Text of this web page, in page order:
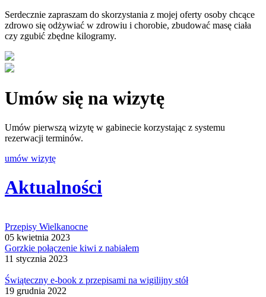
Serdecznie zapraszam do skorzystania z mojej oferty osoby chcące
zdrowo się odżywiać w zdrowiu i chorobie, zbudować masę ciała
czy zgubić zbędne kilogramy.
Umów się na wizytę
Umów pierwszą wizytę w gabinecie korzystając z systemu
rezerwacji terminów.
umów wizytę
Aktualności
Przepisy Wielkanocne
05 kwietnia 2023
Gorzkie połączenie kiwi z nabiałem
11 stycznia 2023
Świąteczny e-book z przepisami na wigilijny stół
19 grudnia 2022